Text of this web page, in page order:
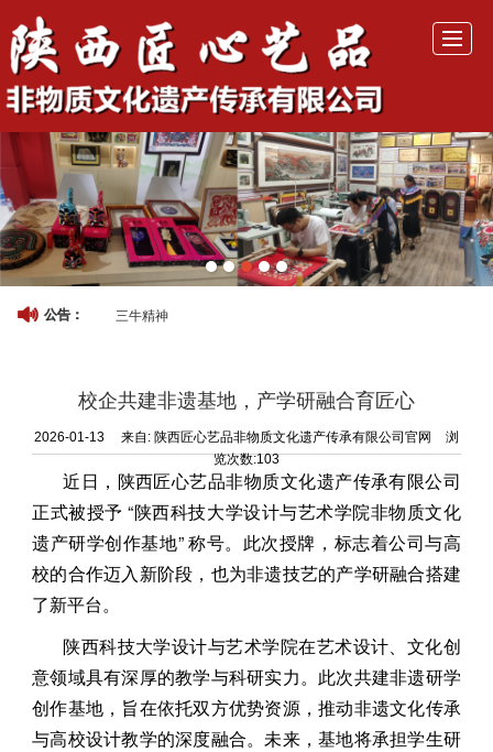
首页 公司介绍 产品展示 历年活动 活动照片
非遗研学 新闻动态 联系我们
公告： 三牛精神
校企共建非遗基地，产学研融合育匠心
2026-01-13 来自: 陕西匠心艺品非物质文化遗产传承有限公司官网
浏
览次数:103
近日，陕西匠心艺品非物质文化遗产传承有限公司
正式被授予 “陕西科技大学设计与艺术学院非物质文化
遗产研学创作基地” 称号。此次授牌，标志着公司与高
校的合作迈入新阶段，也为非遗技艺的产学研融合搭建
了新平台。
陕西科技大学设计与艺术学院在艺术设计、文化创
意领域具有深厚的教学与科研实力。此次共建非遗研学
创作基地，旨在依托双方优势资源，推动非遗文化传承
与高校设计教学的深度融合。未来，基地将承担学生研